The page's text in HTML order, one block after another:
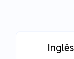
Inglês